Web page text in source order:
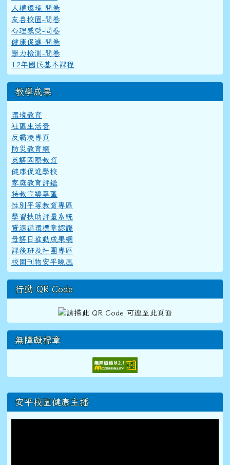
人權環境-問卷
友善校園-問卷
心理感受-問卷
健康促進-問卷
學力檢測-問卷
12年國民基本課程
教學成果
環境教育
社區生活營
反霸凌專頁
防災教育網
英語國際教育
健康促進學校
家庭教育評鑑
特教宣導專區
性別平等教育專區
學習扶助評量系統
資源循環標章認證
母語日推動成果網
課後班及社團專區
校園刊物安平曉風
行動 QR Code
無障礙標章
右邊區域內容
安平校園健康主播